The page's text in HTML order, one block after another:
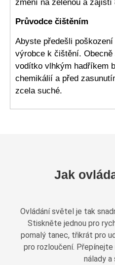
změní na zelenou a zajistí
Průvodce čištěním
Abyste předešli
výrobce k čištění.
vodítko vlhkým hadříkem
chemikálií a před
zcela suché.
Jak
Ovládání světel je tak
Stiskněte jednou pro
pomalý tanec, třikrát pro
pro rozloučení.
nálady a